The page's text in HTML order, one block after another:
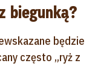
biegunką?
będzie
często „ryż z